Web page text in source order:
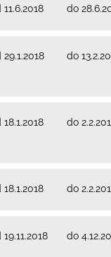
11.6.2018 do
29.1.2018 do
18.1.2018 do
18.1.2018 do
19.11.2018 do